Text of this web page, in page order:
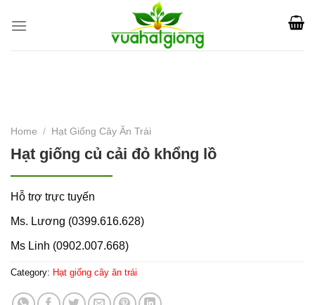
Home / Hạt Giống Cây Ăn Trái
Hạt giống củ cải đỏ khổng lồ
Hỗ trợ trực tuyến
Ms. Lương (0399.616.628)
Ms Linh (0902.007.668)
Category: Hạt giống cây ăn trái